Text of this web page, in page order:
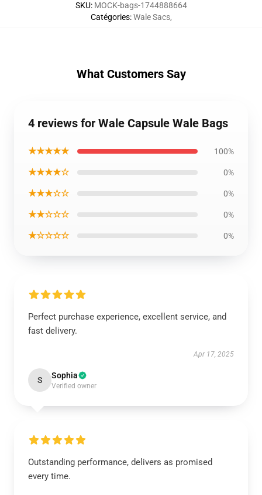
SKU: MOCK-bags-1744888664
Catégories:Wale Sacs,
What Customers Say
4 reviews for Wale Capsule Wale Bags
★★★★★ 100%
★★★★☆ 0%
★★★☆☆ 0%
★★☆☆☆ 0%
★☆☆☆☆ 0%
Perfect purchase experience, excellent service, and
fast delivery.
Apr 17, 2025
S Sophia
Verified owner
Outstanding performance, delivers as promised
every time.